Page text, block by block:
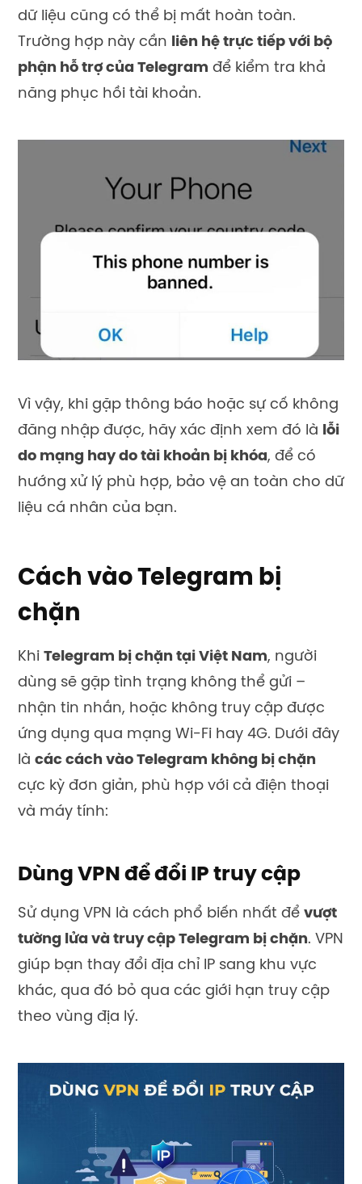
dữ liệu cũng có thể bị mất hoàn toàn.
Trường hợp này cần liên hệ trực tiếp với bộ
phận hỗ trợ của Telegram để kiểm tra khả
năng phục hồi tài khoản.
Vì vậy, khi gặp thông báo hoặc sự cố không
đăng nhập được, hãy xác định xem đó là lỗi
do mạng hay do tài khoản bị khóa, để có
hướng xử lý phù hợp, bảo vệ an toàn cho dữ
liệu cá nhân của bạn.
Cách vào Telegram bị
chặn
Khi Telegram bị chặn tại Việt Nam, người
dùng sẽ gặp tình trạng không thể gửi –
nhận tin nhắn, hoặc không truy cập được
ứng dụng qua mạng Wi-Fi hay 4G. Dưới đây
là các cách vào Telegram không bị chặn
cực kỳ đơn giản, phù hợp với cả điện thoại
và máy tính:
Dùng VPN để đổi IP truy cập
Sử dụng VPN là cách phổ biến nhất để vượt
tường lửa và truy cập Telegram bị chặn. VPN
giúp bạn thay đổi địa chỉ IP sang khu vực
khác, qua đó bỏ qua các giới hạn truy cập
theo vùng địa lý.